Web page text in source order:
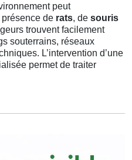
peut
de rats, de souris
trouvent facilement
souterrains, réseaux
L’intervention d’une
permet de traiter